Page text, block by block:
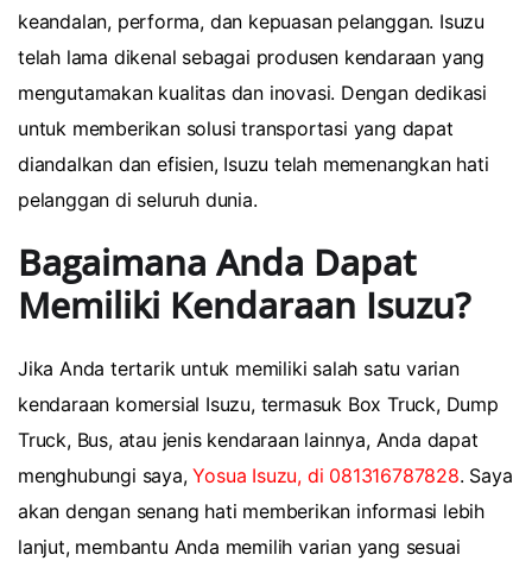
keandalan, performa, dan kepuasan pelanggan. Isuzu
telah lama dikenal sebagai produsen kendaraan yang
mengutamakan kualitas dan inovasi. Dengan dedikasi
untuk memberikan solusi transportasi yang dapat
diandalkan dan efisien, Isuzu telah memenangkan hati
pelanggan di seluruh dunia.
Bagaimana Anda Dapat
Memiliki Kendaraan Isuzu?
Jika Anda tertarik untuk memiliki salah satu varian
kendaraan komersial Isuzu, termasuk Box Truck, Dump
Truck, Bus, atau jenis kendaraan lainnya, Anda dapat
menghubungi saya,Yosua Isuzu, di 081316787828. Saya
akan dengan senang hati memberikan informasi lebih
lanjut, membantu Anda memilih varian yang sesuai